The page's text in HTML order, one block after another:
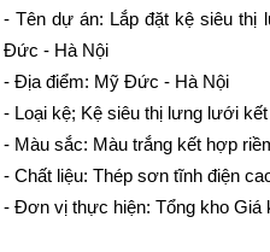
- Tên dự án: Lắp đặt kệ siêu thị
Đức - Hà Nội
- Địa điểm: Mỹ Đức - Hà Nội
- Loại kệ; Kệ siêu thị lưng lưới
- Màu sắc: Màu trắng kết hợp
- Chất liệu: Thép sơn tĩnh điện
- Đơn vị thực hiện: Tổng kho Giá